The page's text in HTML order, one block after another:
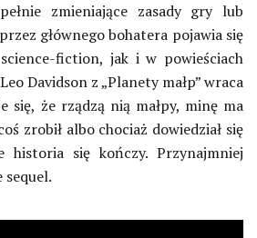
zmieniające zasady gry lub
głównego bohatera pojawia się
fiction, jak i w powieściach
Davidson z „Planety małp” wraca
się, że rządzą nią małpy, minę ma
zrobił albo chociaż dowiedział się
się kończy. Przynajmniej